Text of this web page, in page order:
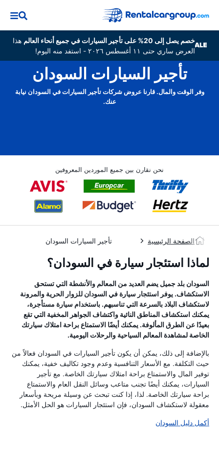
خصم يصل إلى 20% على تأجير السيارات في جميع أنحاء العالم
هذا
العرض ساري حتى ١١ أغسطس ٢٠٢٦ - استفد منه اليوم!
تأجير السيارات السودان
وفر الوقت والمال. قارنا عروض شركات تأجير السيارات في السودان نيابة
عنك.
نحن نقارن بين جميع الموردين المعروفين
الصفحة الرئيسية تأجير السيارات السودان
لماذا استئجار سيارة في السودان؟
السودان بلد جميل يضم العديد من المعالم والأنشطة التي تستحق
الاستكشاف. يوفر استئجار سيارة في السودان للزوار الحرية والمرونة
لاستكشاف البلاد بالسرعة التي تناسبهم. باستخدام سيارة مستأجرة،
يمكنك استكشاف المناطق النائية واكتشاف الجواهر المخفية التي تقع
بعيدًا عن الطرق المألوفة. يمكنك أيضًا الاستمتاع براحة امتلاك سيارتك
الخاصة لمشاهدة المعالم السياحية والرحلات اليومية.
بالإضافة إلى ذلك، يمكن أن يكون تأجير السيارات في السودان فعالاً من
حيث التكلفة. مع الأسعار التنافسية وعدم وجود تكاليف خفية، يمكنك
توفير المال والاستمتاع براحة امتلاك سيارتك الخاصة. مع تأجير
السيارات، يمكنك أيضًا تجنب متاعب وسائل النقل العام والاستمتاع
براحة سيارتك الخاصة. لذا، إذا كنت تبحث عن وسيلة مريحة وبأسعار
معقولة لاستكشاف السودان، فإن استئجار السيارات هو الحل الأمثل.
أكمل دليل السودان